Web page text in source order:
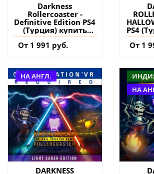
Darkness
Rollercoaster -
Definitive Edition PS4
(Турция) купить
игру на аккаунт
От 1 991 руб.
PS4
От 1
НА АНГЛ.
DARKNESS
НА